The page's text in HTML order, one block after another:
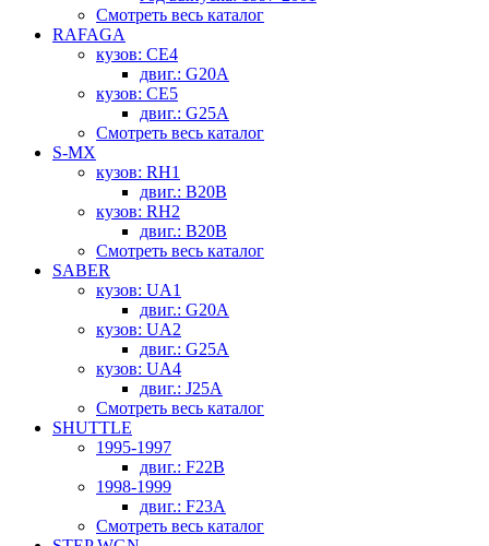
Смотреть весь каталог
RAFAGA
кузов: CE4
двиг.: G20A
кузов: CE5
двиг.: G25A
Смотреть весь каталог
S-MX
кузов: RH1
двиг.: B20B
кузов: RH2
двиг.: B20B
Смотреть весь каталог
SABER
кузов: UA1
двиг.: G20A
кузов: UA2
двиг.: G25A
кузов: UA4
двиг.: J25A
Смотреть весь каталог
SHUTTLE
1995-1997
двиг.: F22B
1998-1999
двиг.: F23A
Смотреть весь каталог